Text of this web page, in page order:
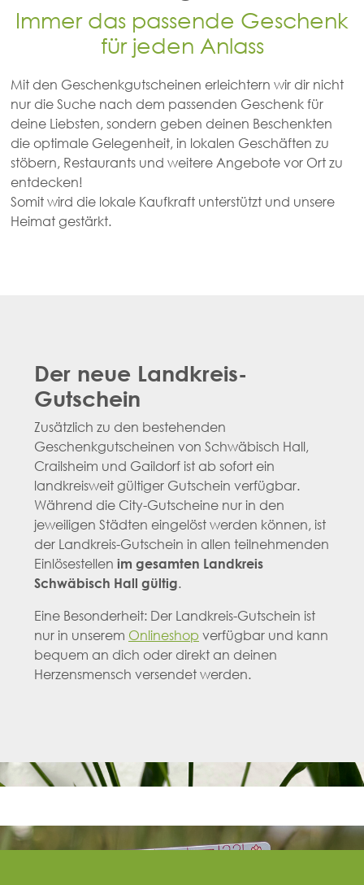
Immer das passende Geschenk
für jeden Anlass
Mit den Geschenkgutscheinen erleichtern wir dir nicht
nur die Suche nach dem passenden Geschenk für
deine Liebsten, sondern geben deinen Beschenkten
die optimale Gelegenheit, in lokalen Geschäften zu
stöbern, Restaurants und weitere Angebote vor Ort zu
entdecken!
Somit wird die lokale Kaufkraft unterstützt und unsere
Heimat gestärkt.
Der neue Landkreis-
Gutschein
Zusätzlich zu den bestehenden
Geschenkgutscheinen von Schwäbisch Hall,
Crailsheim und Gaildorf ist ab sofort ein
landkreisweit gültiger Gutschein verfügbar.
Während die City-Gutscheine nur in den
jeweiligen Städten eingelöst werden können, ist
der Landkreis-Gutschein in allen teilnehmenden
Einlösestellen im gesamten Landkreis
Schwäbisch Hall gültig.
Eine Besonderheit: Der Landkreis-Gutschein ist
nur in unserem Onlineshop verfügbar und kann
bequem an dich oder direkt an deinen
Herzensmensch versendet werden.